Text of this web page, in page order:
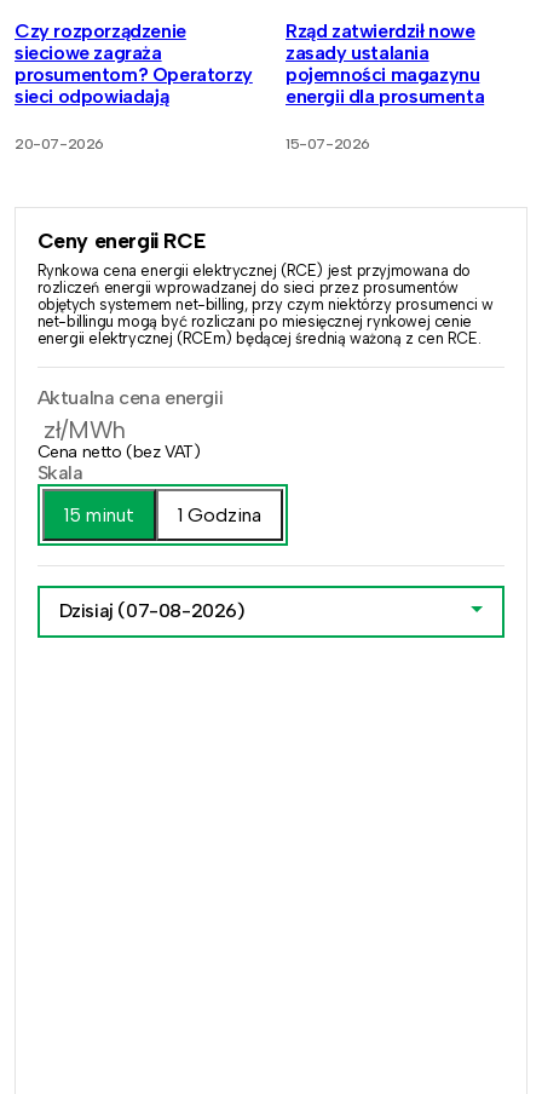
Czy rozporządzenie
sieciowe zagraża
prosumentom? Operatorzy
sieci odpowiadają
20-07-2026
Rząd zatwierdził nowe
zasady ustalania
pojemności magazynu
energii dla prosumenta
15-07-2026
Ceny energii RCE
Rynkowa cena energii elektrycznej (RCE) jest przyjmowana do
rozliczeń energii wprowadzanej do sieci przez prosumentów
objętych systemem net-billing, przy czym niektórzy prosumenci w
net-billingu mogą być rozliczani po miesięcznej rynkowej cenie
energii elektrycznej (RCEm) będącej średnią ważoną z cen RCE.
Aktualna cena energii
zł/MWh
Cena netto (bez VAT)
Skala
15 minut
1 Godzina
Dzisiaj (07-08-2026)